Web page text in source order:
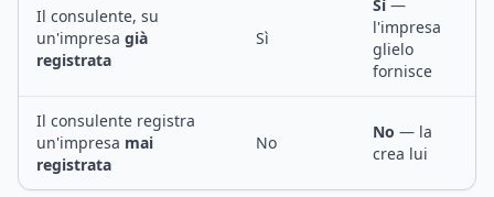
Il consulente, su
un'impresa già
registrata
Sì
Sì —
l'impresa
glielo
fornisce
Il consulente registra
un'impresa mai
registrata
No
No — la
crea lui